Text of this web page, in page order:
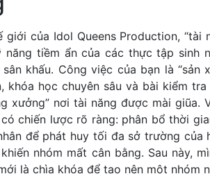
giới của Idol Queens Production,
năng tiềm ẩn của các thực tập sinh
khấu. Công việc của bạn là
khóa học chuyên sâu và bài kiểm
xưởng” nơi tài năng được mài
chiến lược rõ ràng: phân bổ thời
để phát huy tối đa sở trường
nhóm mất cân bằng. Sau này,
là chìa khóa để tạo nên một nhóm